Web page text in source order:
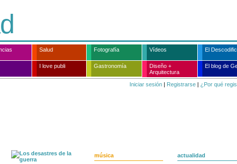
Salud Fotografía Vídeos El
I love publi Gastronomía
Diseño +
Arquitectura
El blog de
Iniciar sesión | Registrarse | ¿Por qué
música
actualidad